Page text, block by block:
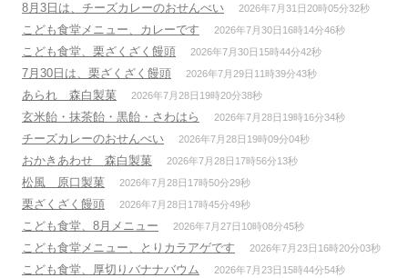
8月3日は、チーズカレーのおせんべい 2026年7月31日20時05分32秒
こども食堂メニュー、カレーです 2026年7月30日16時14分46秒
こども食堂、栗ざくざく饅頭 2026年7月30日15時44分42秒
7月30日は、栗ざくざく饅頭 2026年7月29日11時39分43秒
あられ 森白製菓 2026年7月28日19時20分38秒
玄米飴・抹茶飴・黒飴・さわはら 2026年7月28日19時16分34秒
チーズカレーのおせんべい 2026年7月28日19時09分04秒
おかきあわせ 森白製菓 2026年7月28日17時56分13秒
松風 原口製菓 2026年7月28日17時50分29秒
栗ざくざく饅頭 2026年7月28日17時45分49秒
こども食堂、8月メニュー 2026年7月27日10時08分45秒
こども食堂メニュー、とりカラアゲです 2026年7月23日16時20分03秒
こども食堂、厚切りバナナバウム 2026年7月23日15時44分54秒